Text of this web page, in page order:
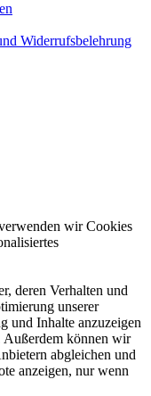
Widerrufsbelehrung
wir Cookies
deren Verhalten und
unserer
und Inhalte anzuzeigen
Außerdem können wir
abgleichen und
anzeigen, nur wenn